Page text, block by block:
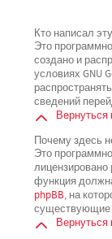
Кто написал
Это
создано и
условиях GNU
сведений
Вернуться
Почему здесь
Это
лицензировано
функция
phpBB, на
существующие
Вернуться